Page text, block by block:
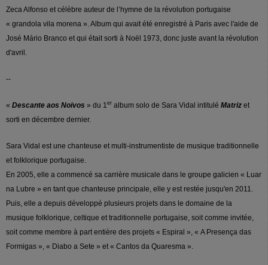
Zeca Alfonso et célèbre auteur de l’hymne de la révolution portugaise
« grandola vila morena ». Album qui avait été enregistré à Paris avec l'aide de
José Mário Branco et qui était sorti à Noël 1973, donc juste avant la révolution
d'avril.
--
« Descante aos Noivos » du 1 er album solo de Sara Vidal intitulé Matriz et
sorti en décembre dernier.
Sara Vidal est une chanteuse et multi-instrumentiste de musique traditionnelle
et folklorique portugaise.
En 2005, elle a commencé sa carrière musicale dans le groupe galicien « Luar
na Lubre » en tant que chanteuse principale, elle y est restée jusqu'en 2011.
Puis, elle a depuis développé plusieurs projets dans le domaine de la
musique folklorique, celtique et traditionnelle portugaise, soit comme invitée,
soit comme membre à part entière des projets « Espiral », « A Presença das
Formigas », « Diabo a Sete » et « Cantos da Quaresma ».